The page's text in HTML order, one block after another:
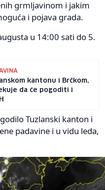
grmljavinom i jakim
i pojava grada.
u 14:00 sati do 5.
kantonu i Brčkom,
da će pogoditi i
Tuzlanski kanton i
padavine i u vidu leda,